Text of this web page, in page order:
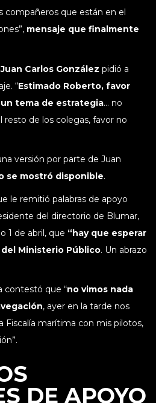
compañeros que están en el
mensaje que finalmente
Juan Carlos González pidió a
“Estimado Roberto, favor
tema de estrategia… no
resto de los colegas, favor no
versión por parte de Juan
se mostró disponible.
le remitió palabras de apoyo
del directorio de Blumar,
1 de abril, que “hay que esperar
Ministerio Público. Un abrazo
contestó que “no vimos nada
, ayer en la tarde nos
Fiscalía marítima con mis pilotos,
DE APOYO